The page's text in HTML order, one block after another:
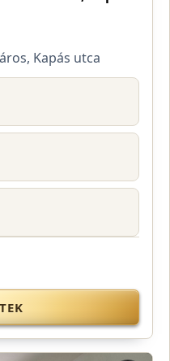
Kapás utca